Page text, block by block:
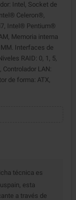
Intel, Socket de
Celeron®,
Intel® Pentium®
Memoria interna
Interfaces de
RAID: 0, 1, 5,
Controlador LAN:
de forma: ATX,
técnica es
esta
a través de